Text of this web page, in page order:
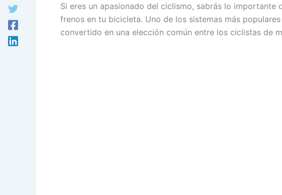
Si eres un apasionado del ciclismo, sabrás lo importante
frenos en tu bicicleta. Uno de los sistemas más
convertido en una elección común entre los ciclistas de